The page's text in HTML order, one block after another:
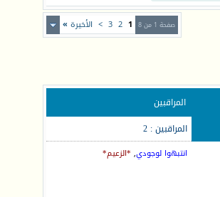
صفحة 1 من 8 1
2
3
> الأخيرة »
المراقبين
المراقبين : 2
انتبهوا لوجودي, *الزعيم*